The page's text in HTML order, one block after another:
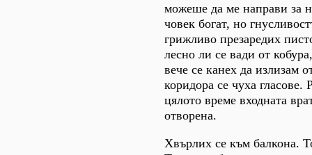
можеше да ме направи за
човек богат, но
грижливо презаредих
лесно ли се вади от
вече се канех да излизам
коридора се чуха гласове.
цялото време входната
отворена.
Хвърлих се към балкона.